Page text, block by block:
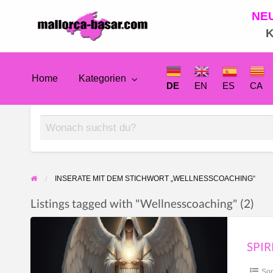
Home Kategorien
DE EN ES CA
INSERATE MIT DEM STICHWORT „WELLNESSCOACHING“
Listings tagged with "Wellnesscoaching" (2)
Spirituelle
Begleitung